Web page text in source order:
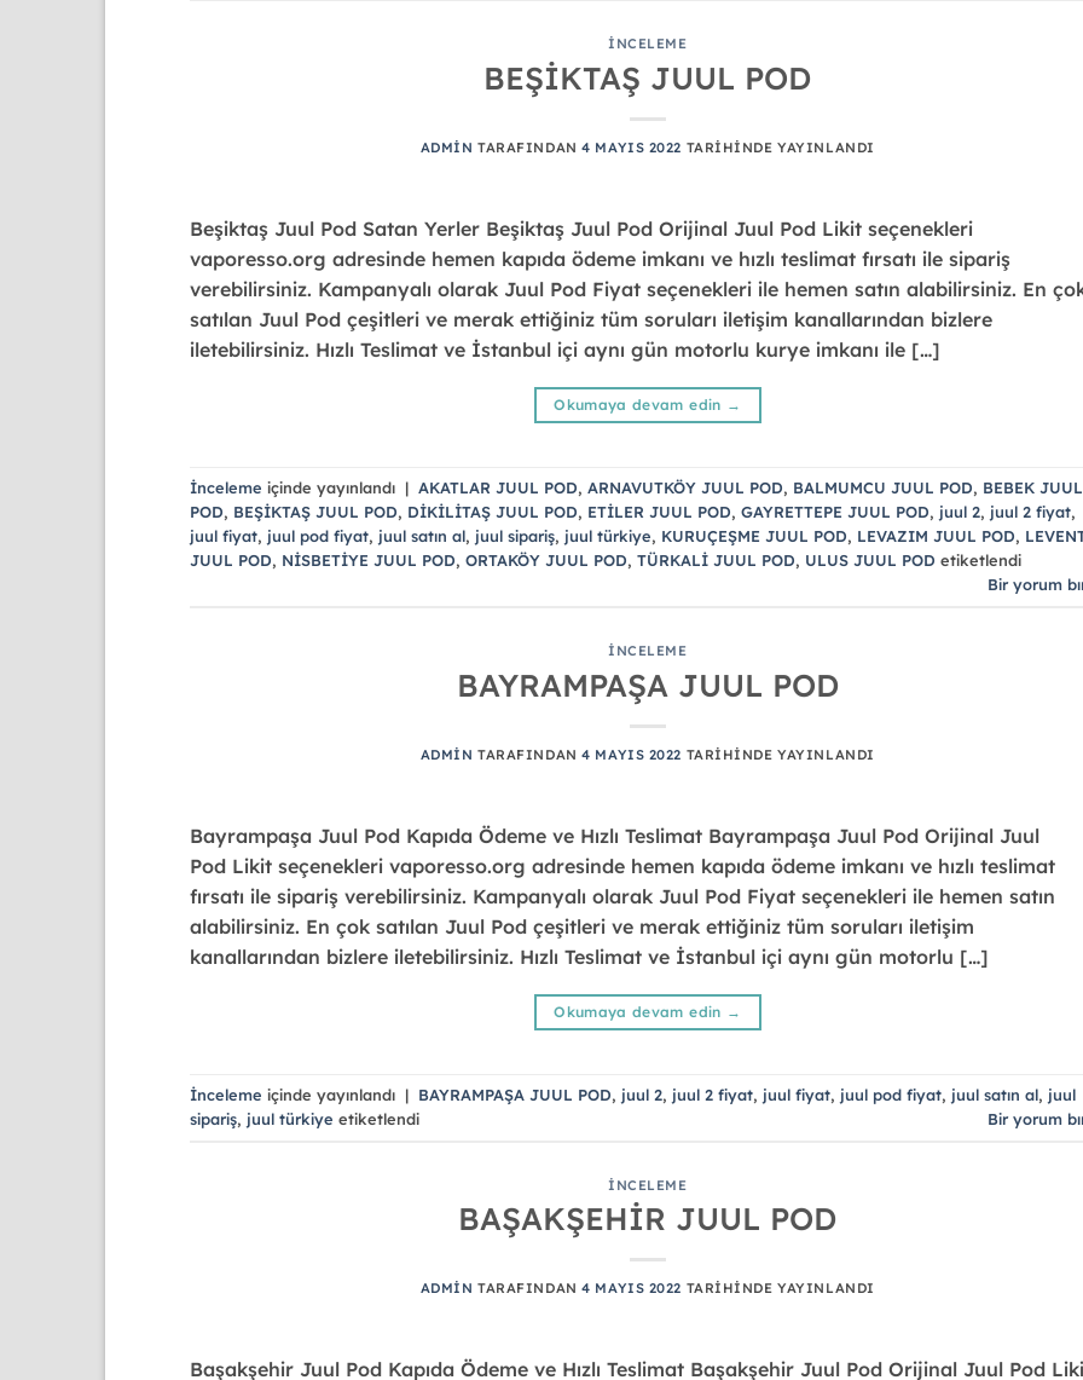
İNCELEME
BEŞİKTAŞ JUUL POD
ADMIN TARAFINDAN 4 MAYIS 2022 TARIHINDE YAYINLANDI
Beşiktaş Juul Pod Satan Yerler Beşiktaş Juul Pod Orijinal Juul Pod Likit seçenekleri
vaporesso.org adresinde hemen kapıda ödeme imkanı ve hızlı teslimat fırsatı ile sipariş
verebilirsiniz. Kampanyalı olarak Juul Pod Fiyat seçenekleri ile hemen satın alabilirsiniz. En
satılan Juul Pod çeşitleri ve merak ettiğiniz tüm soruları iletişim kanallarından bizlere
iletebilirsiniz. Hızlı Teslimat ve İstanbul içi aynı gün motorlu kurye imkanı ile […]
Okumaya devam edin →
İnceleme içinde yayınlandı | AKATLAR JUUL POD, ARNAVUTKÖY JUUL POD, BALMUMCU JUUL POD, BEBEK JUUL
POD, BEŞİKTAŞ JUUL POD, DİKİLİTAŞ JUUL POD, ETİLER JUUL POD, GAYRETTEPE JUUL POD, juul 2, juul 2 fiyat,
juul fiyat, juul pod fiyat, juul satın al, juul sipariş, juul türkiye, KURUÇEŞME JUUL POD, LEVAZIM JUUL POD,
JUUL POD, NİSBETİYE JUUL POD, ORTAKÖY JUUL POD, TÜRKALİ JUUL POD, ULUS JUUL POD etiketlendi
Bir yorum
İNCELEME
BAYRAMPAŞA JUUL POD
ADMIN TARAFINDAN 4 MAYIS 2022 TARIHINDE YAYINLANDI
Bayrampaşa Juul Pod Kapıda Ödeme ve Hızlı Teslimat Bayrampaşa Juul Pod Orijinal Juul
Pod Likit seçenekleri vaporesso.org adresinde hemen kapıda ödeme imkanı ve hızlı teslimat
fırsatı ile sipariş verebilirsiniz. Kampanyalı olarak Juul Pod Fiyat seçenekleri ile hemen satın
alabilirsiniz. En çok satılan Juul Pod çeşitleri ve merak ettiğiniz tüm soruları iletişim
kanallarından bizlere iletebilirsiniz. Hızlı Teslimat ve İstanbul içi aynı gün motorlu […]
Okumaya devam edin →
İnceleme içinde yayınlandı | BAYRAMPAŞA JUUL POD, juul 2, juul 2 fiyat, juul fiyat, juul pod fiyat, juul satın al, juul
sipariş, juul türkiye etiketlendi Bir yorum
İNCELEME
BAŞAKŞEHİR JUUL POD
ADMIN TARAFINDAN 4 MAYIS 2022 TARIHINDE YAYINLANDI
Başakşehir Juul Pod Kapıda Ödeme ve Hızlı Teslimat Başakşehir Juul Pod Orijinal Juul Pod